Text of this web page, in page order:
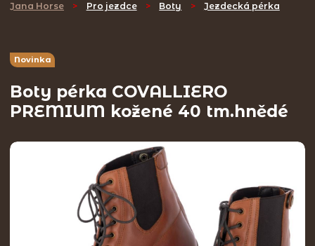
Jana Horse > Pro jezdce > Boty > Jezdecká pérka
Novinka
Boty pérka COVALLIERO
PREMIUM kožené 40 tm.hnědé